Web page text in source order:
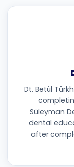
Dt. Betül
Süleyman
dental
after